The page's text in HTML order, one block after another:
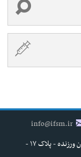
info@ifsm.ir
تهران - خیابان شهید مفتح جنوبی - خیابان ورزنده - پلاک ۱۷ -